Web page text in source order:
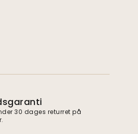
30 dages returret på